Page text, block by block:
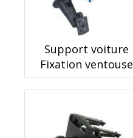
Support voiture
Fixation ventouse